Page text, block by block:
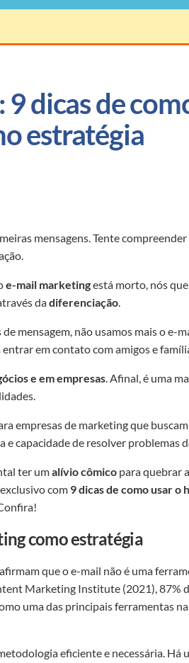
dicas de
estratégia
mensagens. Tente
e-mail marketingestá morto, nós
dadiferenciação.
mensagem, não usamos mais o e-
em contato com amigos e
e em empresas. Afinal, é uma
empresas de marketing que
e capacidade de resolver problemas
ter umalívio cômico para quebrar
com 9 dicas de como usar o
como estratégia
que o e-mail não é uma
Marketing Institute (2021), 87%
uma das principais ferramentas
eficiente e necessária. Há